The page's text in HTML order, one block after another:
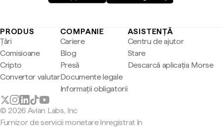
PRODUS
Țări
Comisioane
Cripto
Convertor valutar
COMPANIE
Cariere
Blog
Presă
Documente legale
Informații obligatorii
ASISTENȚĂ
Centru de ajutor
Stare
Descarcă aplicația Morse
© 2026 Avian Labs, Inc
Furnizor de servicii monetare înregistrat în